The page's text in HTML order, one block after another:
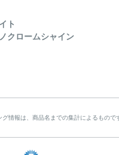
ト
クロームシャイン
グ情報は、商品名までの集計によるもので